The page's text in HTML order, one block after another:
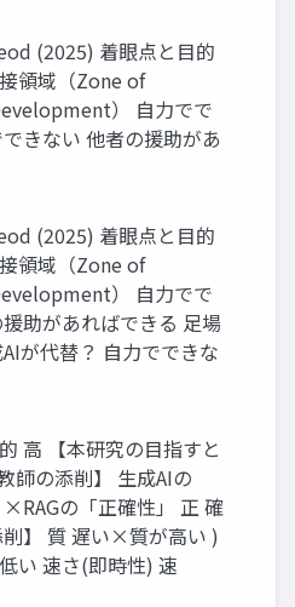
(2025) 着眼点と目的
領域（Zone of
） 自力でで
きない 他者の援助があ
(2025) 着眼点と目的
領域（Zone of
） 自力でで
助があればできる 足場
が代替？ 自力でできな
高 【本研究の目指すと
師の添削】 生成AIの
×RAGの「正確性」 正 確
】 質 遅い×質が高い )
い 速さ(即時性) 速